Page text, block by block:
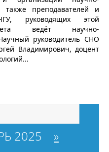
также преподавателей и
руководящих этой
ведёт научно-
руководитель СНО
Владимирович, доцент
2025 »